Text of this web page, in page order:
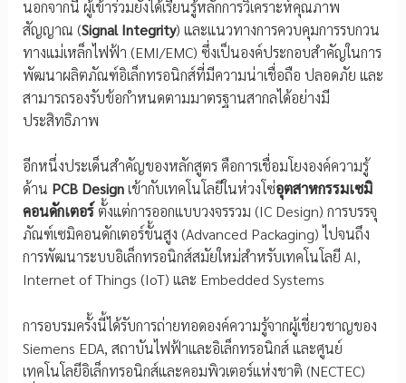
นอกจากนี้ ผู้เข้าร่วมยังได้เรียนรู้หลักการวิเคราะห์คุณภาพ
สัญญาณ (Signal Integrity) และแนวทางการควบคุมการรบกวน
ทางแม่เหล็กไฟฟ้า (EMI/EMC) ซึ่งเป็นองค์ประกอบสำคัญในการ
พัฒนาผลิตภัณฑ์อิเล็กทรอนิกส์ที่มีความน่าเชื่อถือ ปลอดภัย และ
สามารถรองรับข้อกำหนดตามมาตรฐานสากลได้อย่างมี
ประสิทธิภาพ
อีกหนึ่งประเด็นสำคัญของหลักสูตร คือการเชื่อมโยงองค์ความรู้
ด้าน PCB Designเข้ากับเทคโนโลยีในห่วงโซ่อุตสาหกรรมเซมิ
คอนดักเตอร์ตั้งแต่การออกแบบวงจรรวม (IC Design) การบรรจุ
ภัณฑ์เซมิคอนดักเตอร์ขั้นสูง (Advanced Packaging) ไปจนถึง
การพัฒนาระบบอิเล็กทรอนิกส์สมัยใหม่สำหรับเทคโนโลยี AI,
Internet of Things (IoT) และ Embedded Systems
การอบรมครั้งนี้ได้รับการถ่ายทอดองค์ความรู้จากผู้เชี่ยวชาญของ
Siemens EDA, สถาบันไฟฟ้าและอิเล็กทรอนิกส์ และศูนย์
เทคโนโลยีอิเล็กทรอนิกส์และคอมพิวเตอร์แห่งชาติ (NECTEC)